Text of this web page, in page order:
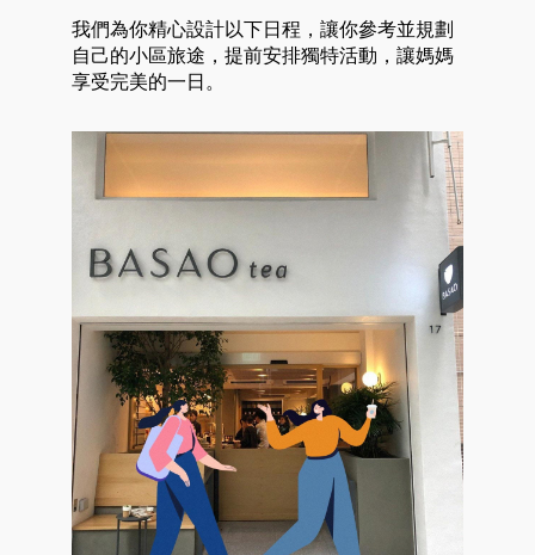
我們為你精心設計以下日程，讓你參考並規劃
自己的小區旅途，提前安排獨特活動，讓媽媽
享受完美的一日。